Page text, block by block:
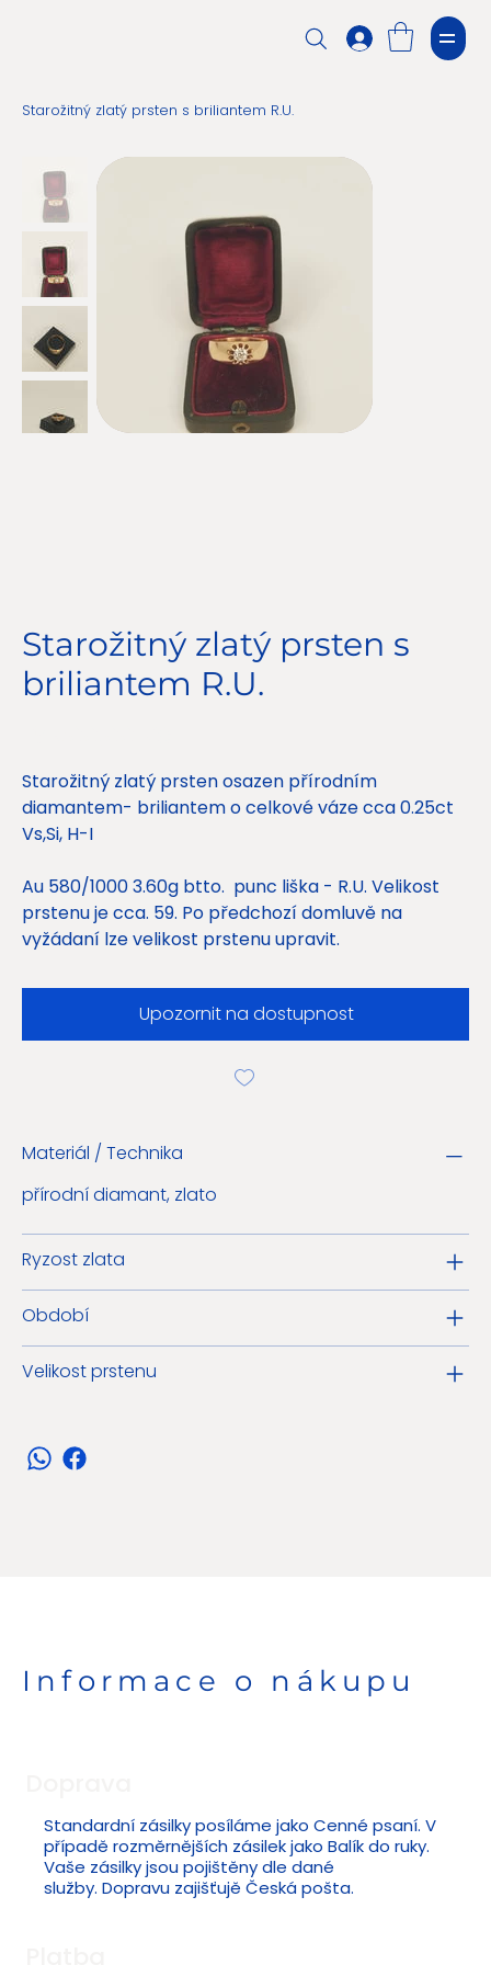
Starožitný zlatý prsten s briliantem R.U.
Starožitný zlatý prsten s
briliantem R.U.
Starožitný zlatý prsten osazen přírodním
diamantem- briliantem o celkové váze cca 0.25ct
Vs,Si, H-I
Au 580/1000 3.60g btto. punc liška - R.U. Velikost
prstenu je cca. 59. Po předchozí domluvě na
vyžádaní lze velikost prstenu upravit.
Upozornit na dostupnost
Materiál / Technika
přírodní diamant, zlato
Ryzost zlata
Období
Velikost prstenu
Informace o nákupu
Standardní zásilky posíláme jako Cenné psaní. V
případě rozměrnějších zásilek jako Balík do ruky.
Vaše zásilky jsou pojištěny dle dané
služby. Dopravu zajišťujě Česká pošta.